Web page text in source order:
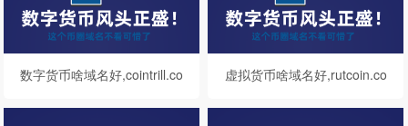
数字货币啥域名好,cointrill.co
虚拟货币啥域名好,rutcoin.co